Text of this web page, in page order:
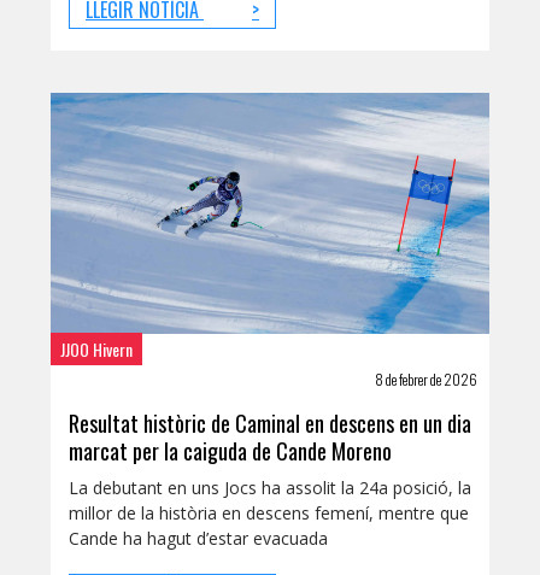
LLEGIR NOTÍCIA >
JJOO Hivern
8 de febrer de 2026
Resultat històric de Caminal en descens en un dia
marcat per la caiguda de Cande Moreno
La debutant en uns Jocs ha assolit la 24a posició, la
millor de la història en descens femení, mentre que
Cande ha hagut d’estar evacuada